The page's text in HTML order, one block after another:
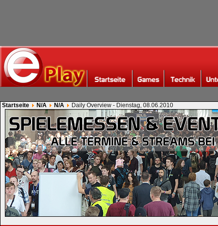
Startseite N/A N/A Daily Overview - Dienstag, 08.06.2010